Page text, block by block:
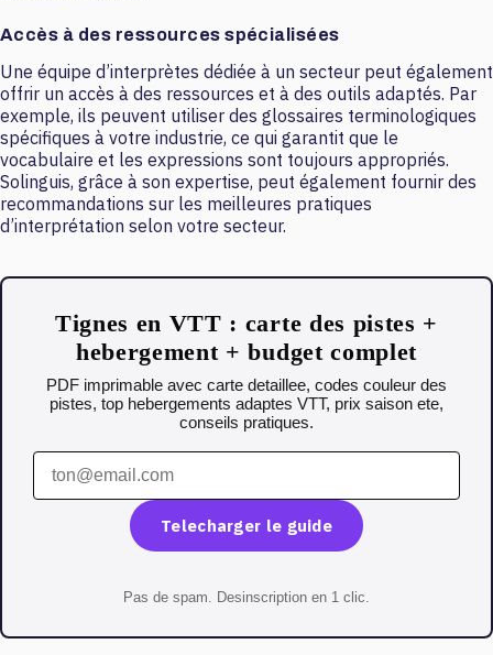
Accès à des ressources spécialisées
Une équipe d’interprètes dédiée à un secteur peut également
offrir un accès à des ressources et à des outils adaptés. Par
exemple, ils peuvent utiliser des glossaires terminologiques
spécifiques à votre industrie, ce qui garantit que le
vocabulaire et les expressions sont toujours appropriés.
Solinguis, grâce à son expertise, peut également fournir des
recommandations sur les meilleures pratiques
d’interprétation selon votre secteur.
Tignes en VTT : carte des pistes +
hebergement + budget complet
PDF imprimable avec carte detaillee, codes couleur des
pistes, top hebergements adaptes VTT, prix saison ete,
conseils pratiques.
Telecharger le guide
Pas de spam. Desinscription en 1 clic.